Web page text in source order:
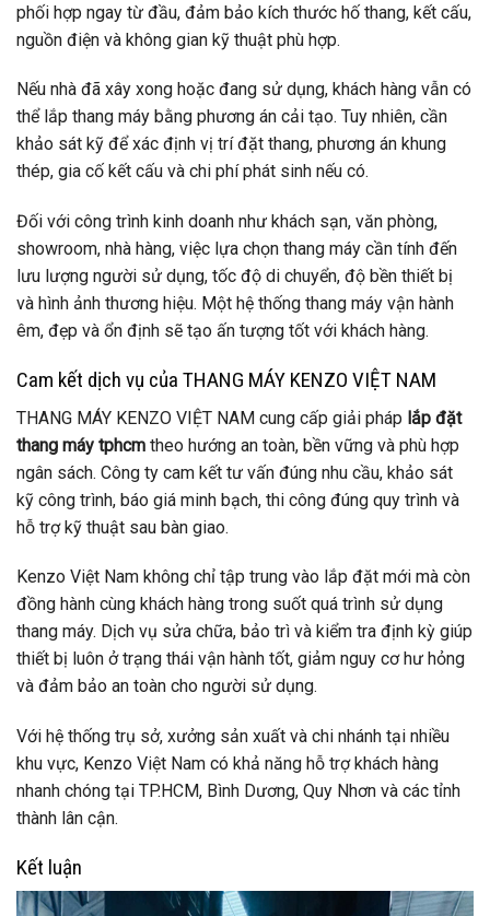
phối hợp ngay từ đầu, đảm bảo kích thước hố thang, kết cấu,
nguồn điện và không gian kỹ thuật phù hợp.
Nếu nhà đã xây xong hoặc đang sử dụng, khách hàng vẫn có
thể lắp thang máy bằng phương án cải tạo. Tuy nhiên, cần
khảo sát kỹ để xác định vị trí đặt thang, phương án khung
thép, gia cố kết cấu và chi phí phát sinh nếu có.
Đối với công trình kinh doanh như khách sạn, văn phòng,
showroom, nhà hàng, việc lựa chọn thang máy cần tính đến
lưu lượng người sử dụng, tốc độ di chuyển, độ bền thiết bị
và hình ảnh thương hiệu. Một hệ thống thang máy vận hành
êm, đẹp và ổn định sẽ tạo ấn tượng tốt với khách hàng.
Cam kết dịch vụ của THANG MÁY KENZO VIỆT NAM
THANG MÁY KENZO VIỆT NAM cung cấp giải pháp lắp đặt
thang máy tphcm theo hướng an toàn, bền vững và phù hợp
ngân sách. Công ty cam kết tư vấn đúng nhu cầu, khảo sát
kỹ công trình, báo giá minh bạch, thi công đúng quy trình và
hỗ trợ kỹ thuật sau bàn giao.
Kenzo Việt Nam không chỉ tập trung vào lắp đặt mới mà còn
đồng hành cùng khách hàng trong suốt quá trình sử dụng
thang máy. Dịch vụ sửa chữa, bảo trì và kiểm tra định kỳ giúp
thiết bị luôn ở trạng thái vận hành tốt, giảm nguy cơ hư hỏng
và đảm bảo an toàn cho người sử dụng.
Với hệ thống trụ sở, xưởng sản xuất và chi nhánh tại nhiều
khu vực, Kenzo Việt Nam có khả năng hỗ trợ khách hàng
nhanh chóng tại TP.HCM, Bình Dương, Quy Nhơn và các tỉnh
thành lân cận.
Kết luận